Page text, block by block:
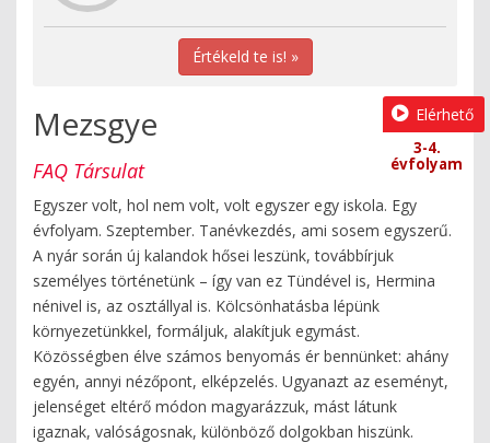
Értékeld te is! »
Mezsgye
FAQ Társulat
Egyszer volt, hol nem volt, volt egyszer egy iskola. Egy
évfolyam. Szeptember. Tanévkezdés, ami sosem egyszerű.
A nyár során új kalandok hősei leszünk, továbbírjuk
személyes történetünk – így van ez Tündével is, Hermina
nénivel is, az osztállyal is. Kölcsönhatásba lépünk
környezetünkkel, formáljuk, alakítjuk egymást.
Közösségben élve számos benyomás ér bennünket: ahány
egyén, annyi nézőpont, elképzelés. Ugyanazt az eseményt,
jelenséget eltérő módon magyarázzuk, mást látunk
igaznak, valóságosnak, különböző dolgokban hiszünk.
Elérhető
3-4.
évfolyam